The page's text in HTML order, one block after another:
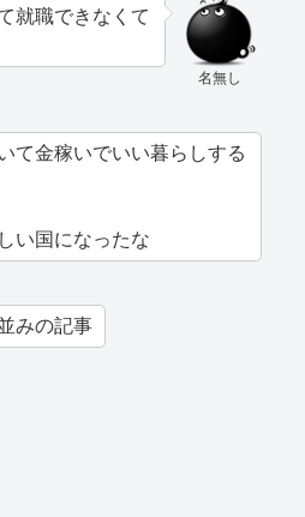
名無し
就職できなくて
て金稼いでいい暮らしする
い国になったな
みの記事